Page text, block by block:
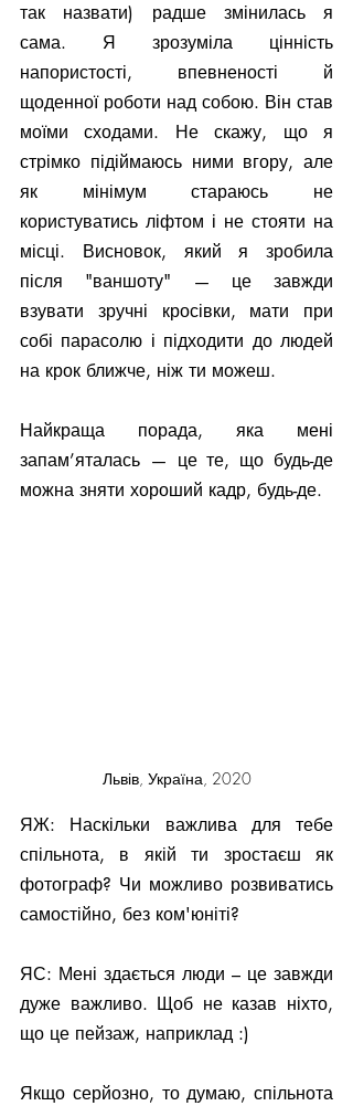
так назвати) радше змінилась я
сама. Я зрозуміла цінність
напористості, впевненості й
щоденної роботи над собою. Він став
моїми сходами. Не скажу, що я
стрімко підіймаюсь ними вгору, але
як мінімум стараюсь не
користуватись ліфтом і не стояти на
місці. Висновок, який я зробила
після "ваншоту" — це завжди
взувати зручні кросівки, мати при
собі парасолю і підходити до людей
на крок ближче, ніж ти можеш.
Найкраща порада, яка мені
запам’яталась — це те, що будь-де
можна зняти хороший кадр, будь-де.
Львів, Україна, 2020
ЯЖ: Наскільки важлива для тебе
спільнота, в якій ти зростаєш як
фотограф? Чи можливо розвиватись
самостійно, без ком'юніті?
ЯС: Мені здається люди – це завжди
дуже важливо. Щоб не казав ніхто,
що це пейзаж, наприклад :)
Якщо серйозно, то думаю, спільнота